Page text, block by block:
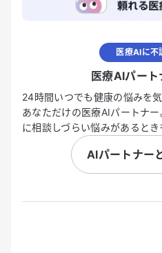
医療AIに不
医療AIパート
24時間いつでも健康の悩みを
あなただけの医療AIパートナ
に相談しづらい悩みがあると
AIパートナー